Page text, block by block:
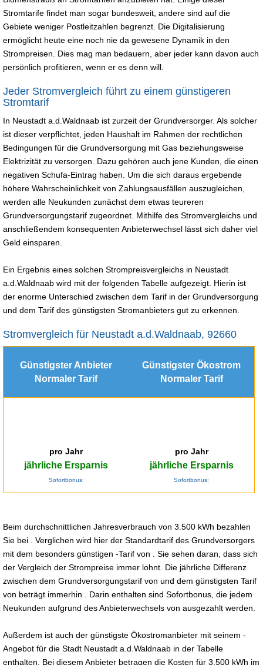
Stromtarife findet man sogar bundesweit, andere sind auf die
Gebiete weniger Postleitzahlen begrenzt. Die Digitalisierung
ermöglicht heute eine noch nie da gewesene Dynamik in den
Strompreisen. Dies mag man bedauern, aber jeder kann davon auch
persönlich profitieren, wenn er es denn will.
Jeder Stromvergleich führt zu einem günstigeren
Stromtarif
In Neustadt a.d.Waldnaab ist zurzeit der Grundversorger. Als solcher
ist dieser verpflichtet, jeden Haushalt im Rahmen der rechtlichen
Bedingungen für die Grundversorgung mit Gas beziehungsweise
Elektrizität zu versorgen. Dazu gehören auch jene Kunden, die einen
negativen Schufa-Eintrag haben. Um die sich daraus ergebende
höhere Wahrscheinlichkeit von Zahlungsausfällen auszugleichen,
werden alle Neukunden zunächst dem etwas teureren
Grundversorgungstarif zugeordnet. Mithilfe des Stromvergleichs und
anschließendem konsequenten Anbieterwechsel lässt sich daher viel
Geld einsparen.
Ein Ergebnis eines solchen Strompreisvergleichs in Neustadt
a.d.Waldnaab wird mit der folgenden Tabelle aufgezeigt. Hierin ist
der enorme Unterschied zwischen dem Tarif in der Grundversorgung
und dem Tarif des günstigsten Stromanbieters gut zu erkennen.
Stromvergleich für Neustadt a.d.Waldnaab, 92660
Günstigster Anbieter
Normaler Tarif
Günstigster Ökostrom
Normaler Tarif
pro Jahr
jährliche Ersparnis
Sofortbonus:
pro Jahr
jährliche Ersparnis
Sofortbonus:
Beim durchschnittlichen Jahresverbrauch von 3.500 kWh bezahlen
Sie bei . Verglichen wird hier der Standardtarif des Grundversorgers
mit dem besonders günstigen -Tarif von . Sie sehen daran, dass sich
der Vergleich der Strompreise immer lohnt. Die jährliche Differenz
zwischen dem Grundversorgungstarif von und dem günstigsten Tarif
von beträgt immerhin . Darin enthalten sind Sofortbonus, die jedem
Neukunden aufgrund des Anbieterwechsels von ausgezahlt werden.
Außerdem ist auch der günstigste Ökostromanbieter mit seinem -
Angebot für die Stadt Neustadt a.d.Waldnaab in der Tabelle
enthalten. Bei diesem Anbieter betragen die Kosten für 3.500 kWh im